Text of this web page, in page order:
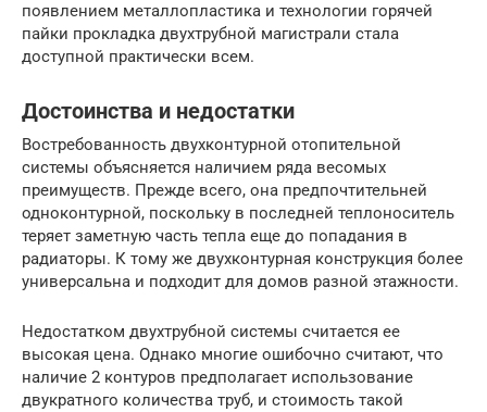
появлением металлопластика и технологии горячей
пайки прокладка двухтрубной магистрали стала
доступной практически всем.
Достоинства и недостатки
Востребованность двухконтурной отопительной
системы объясняется наличием ряда весомых
преимуществ. Прежде всего, она предпочтительней
одноконтурной, поскольку в последней теплоноситель
теряет заметную часть тепла еще до попадания в
радиаторы. К тому же двухконтурная конструкция более
универсальна и подходит для домов разной этажности.
Недостатком двухтрубной системы считается ее
высокая цена. Однако многие ошибочно считают, что
наличие 2 контуров предполагает использование
двукратного количества труб, и стоимость такой